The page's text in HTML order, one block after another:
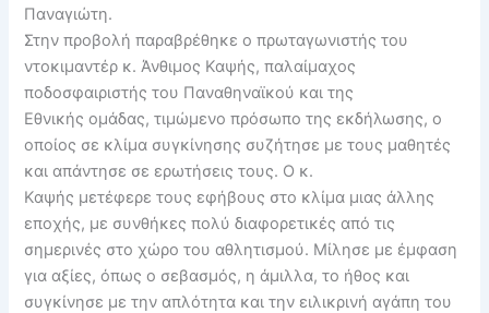
Παναγιώτη.
Στην προβολή παραβρέθηκε ο πρωταγωνιστής του
ντοκιμαντέρ κ. Άνθιμος Καψής, παλαίμαχος
ποδοσφαιριστής του Παναθηναϊκού και της
Εθνικής ομάδας, τιμώμενο πρόσωπο της εκδήλωσης, ο
οποίος σε κλίμα συγκίνησης συζήτησε με τους μαθητές
και απάντησε σε ερωτήσεις τους. Ο κ.
Καψής μετέφερε τους εφήβους στο κλίμα μιας άλλης
εποχής, με συνθήκες πολύ διαφορετικές από τις
σημερινές στο χώρο του αθλητισμού. Μίλησε με έμφαση
για αξίες, όπως ο σεβασμός, η άμιλλα, το ήθος και
συγκίνησε με την απλότητα και την ειλικρινή αγάπη του